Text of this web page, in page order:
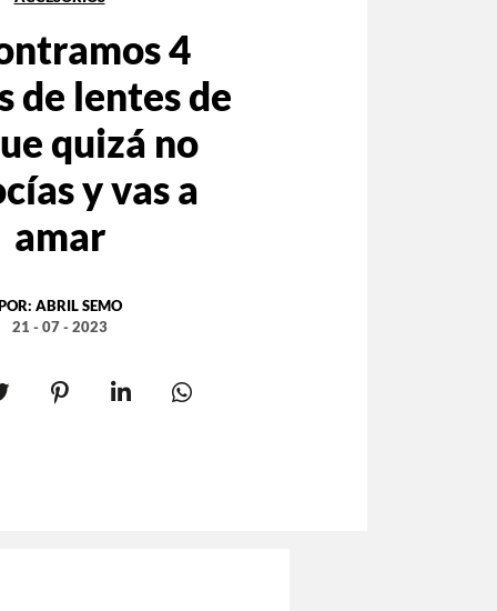
4
de lentes de
quizá no
y vas a
amar
ABRIL SEMO
21 - 07 - 2023